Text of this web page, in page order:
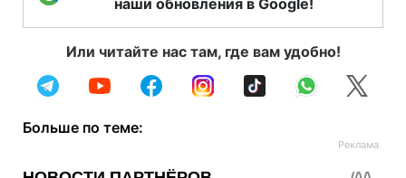
наши обновления в Google!
Или читайте нас там, где вам удобно!
Больше по теме: